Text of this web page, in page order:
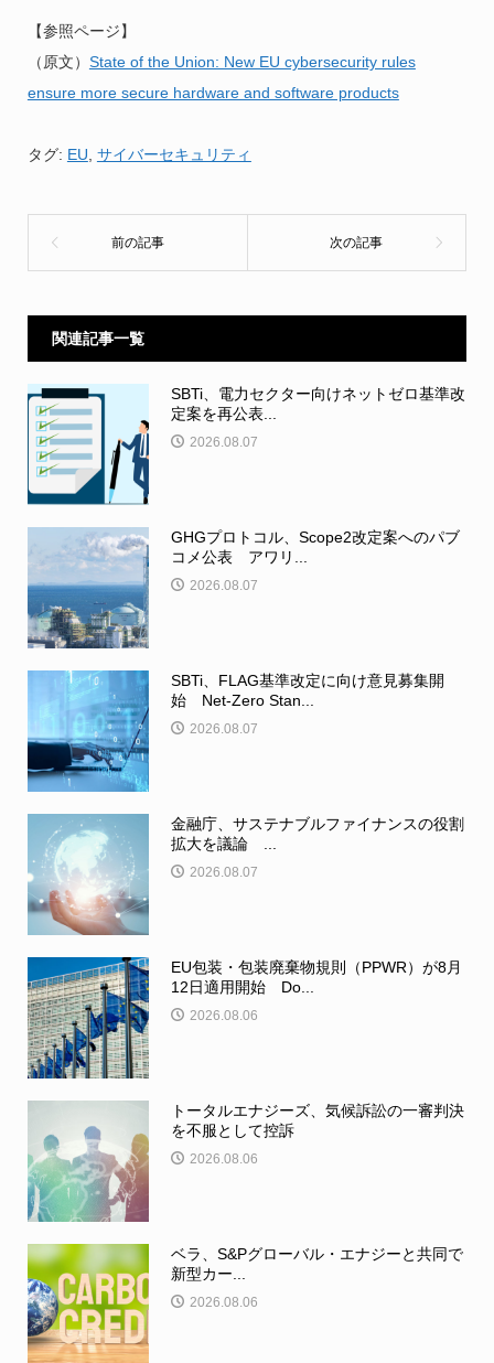
【参照ページ】
（原文） State of the Union: New EU cybersecurity rules
ensure more secure hardware and software products
タグ: EU, サイバーセキュリティ
関連記事一覧
SBTi、電力セクター向けネットゼロ基準改
定案を再公表...
2026.08.07
GHGプロトコル、Scope2改定案へのパブ
コメ公表 アワリ...
2026.08.07
SBTi、FLAG基準改定に向け意見募集開
始 Net-Zero Stan...
2026.08.07
金融庁、サステナブルファイナンスの役割
拡大を議論 ...
2026.08.07
EU包装・包装廃棄物規則（PPWR）が8月
12日適用開始 Do...
2026.08.06
トータルエナジーズ、気候訴訟の一審判決
を不服として控訴
2026.08.06
ベラ、S&Pグローバル・エナジーと共同で
新型カー...
2026.08.06